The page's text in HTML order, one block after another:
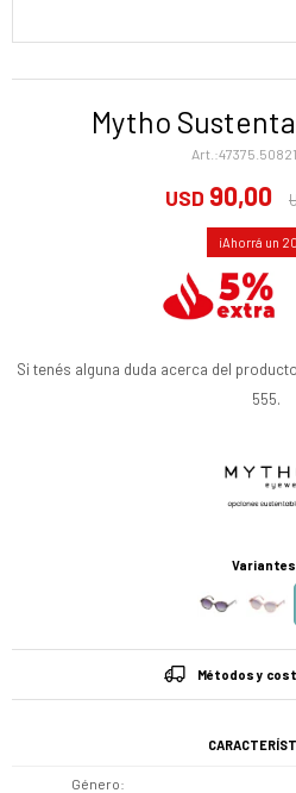
Mytho
USD 90,00
20
Si tenés alguna duda acerca del
555.
Métodos y
Género